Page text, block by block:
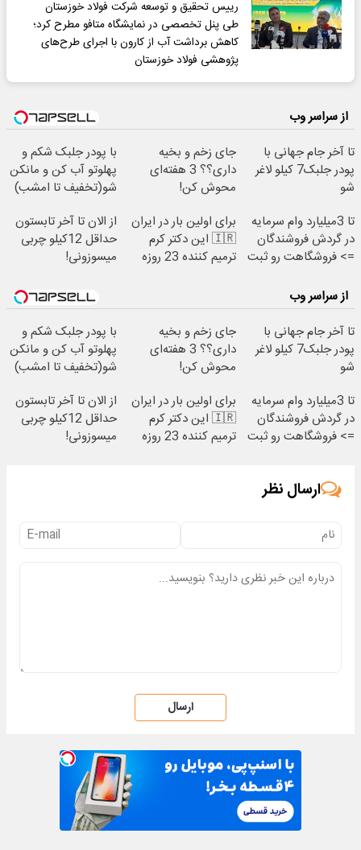
رییس تحقیق و توسعه شرکت فولاد خوزستان
طی پنل تخصصی در نمایشگاه متافو مطرح کرد؛
کاهش برداشت آب از کارون با اجرای طرح‌های
پژوهشی فولاد خوزستان
از سراسر وب
تا آخر جام جهانی با
پودر جلبک7 کیلو لاغر
شو
جای زخم و بخیه
داری؟؟ 3 هفته‌ای
محوش کن!
با پودر جلبک شکم و
پهلوتو آب کن و مانکن
شو(تخفیف تا امشب)
تا 3میلیارد وام سرمایه
در گردش فروشندگان
=> فروشگاهت رو ثبت
برای اولین بار در ایران
🇮🇷 این دکتر کرم
ترمیم کننده 23 روزه
از الان تا آخر تابستون
حداقل 12کیلو چربی
میسوزونی!
از سراسر وب
تا آخر جام جهانی با
پودر جلبک7 کیلو لاغر
شو
جای زخم و بخیه
داری؟؟ 3 هفته‌ای
محوش کن!
با پودر جلبک شکم و
پهلوتو آب کن و مانکن
شو(تخفیف تا امشب)
تا 3میلیارد وام سرمایه
در گردش فروشندگان
=> فروشگاهت رو ثبت
برای اولین بار در ایران
🇮🇷 این دکتر کرم
ترمیم کننده 23 روزه
از الان تا آخر تابستون
حداقل 12کیلو چربی
میسوزونی!
ارسال نظر
ارسال